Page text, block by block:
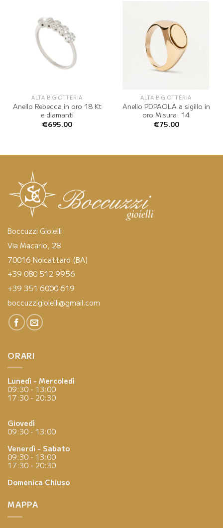
ALTA BIGIOTTERIA
Anello Rebecca in oro 18 Kt
e diamanti
€695.00
ALTA BIGIOTTERIA
Anello PDPAOLA a sigillo in
oro Misura: 14
€75.00
Boccuzzi Gioielli
Via Macario, 28
70016 Noicattaro (BA)
+39 080 512 9956
+39 351 6000 619
boccuzzigioielli@gmail.com
ORARI
Lunedì - Mercoledì
09:30 - 13:00
17:30 - 20:30
Giovedì
09:30 - 13:00
Venerdì - Sabato
09:30 - 13:00
17:30 - 20:30
Domenica Chiuso
MAPPA